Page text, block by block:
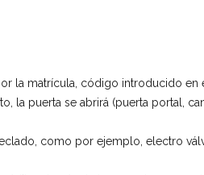
la matrícula, código introducido en
la puerta se abrirá (puerta portal,
como por ejemplo, electro